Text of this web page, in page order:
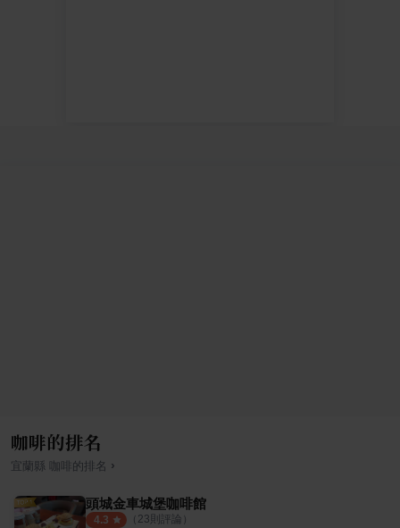
咖啡的排名
宜蘭縣 咖啡 的排名 ›
頭城金車城堡咖啡館
4.3 （ 23則評論）